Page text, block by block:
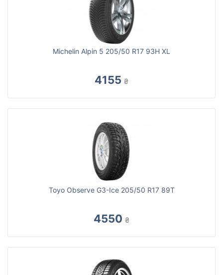
Michelin Alpin 5 205/50 R17 93H XL
4155 ₴
Toyo Observe G3-Ice 205/50 R17 89T
4550 ₴